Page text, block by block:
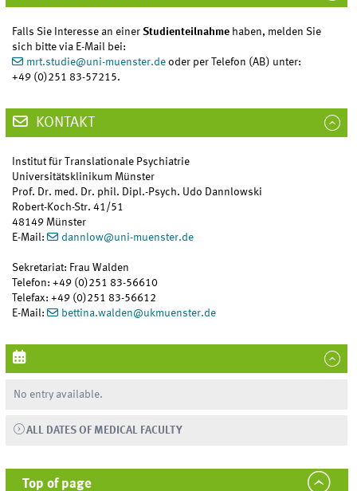
Falls Sie Interesse an einer Studienteilnahme haben, melden Sie
sich bitte via E-Mail bei:
mrt.studie@uni-muenster.deoder per Telefon (AB) unter:
+49 (0)251 83-57215.
KONTAKT
Institut für Translationale Psychiatrie
Universitätsklinikum Münster
Prof. Dr. med. Dr. phil. Dipl.-Psych. Udo Dannlowski
Robert-Koch-Str. 41/51
48149 Münster
E-Mail:
dannlow@uni-muenster.de
Sekretariat: Frau Walden
Telefon: +49 (0)251 83-56610
Telefax: +49 (0)251 83-56612
E-Mail:
bettina.walden@ukmuenster.de
No entry available.
ALL DATES OF MEDICAL FACULTY
Top of page